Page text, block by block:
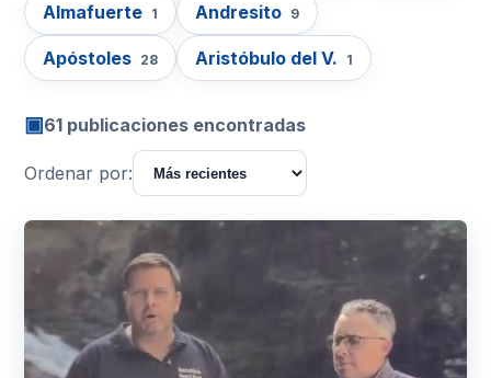
Almafuerte 1 Andresito 9
Apóstoles 28 Aristóbulo del V. 1
▣61 publicaciones encontradas
Ordenar por: